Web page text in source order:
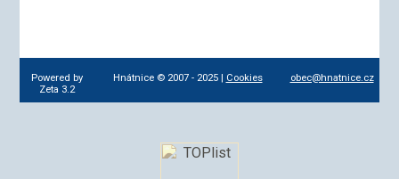
Powered by
Zeta 3.2
Hnátnice © 2007 - 2025 | Cookies obec@hnatnice.cz